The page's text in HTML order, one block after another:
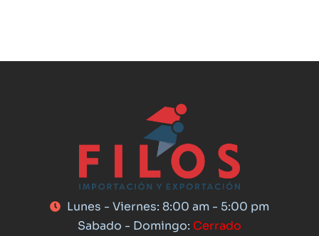
Lunes - Viernes: 8:00 am - 5:00 pm
Sabado - Domingo: Cerrado